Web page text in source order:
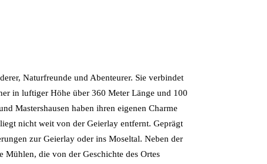
Naturfreunde und Abenteurer. Sie verbindet
in luftiger Höhe über 360 Meter Länge und 100
Mastershausen haben ihren eigenen Charme
nicht weit von der Geierlay entfernt. Geprägt
zur Geierlay oder ins Moseltal. Neben der
Mühlen, die von der Geschichte des Ortes